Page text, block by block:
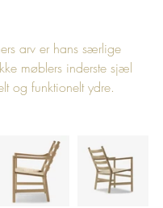
arv er hans særlige
møblers inderste sjæl
og funktionelt ydre.